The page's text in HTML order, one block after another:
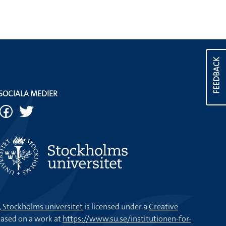
FEEDBACK
MEDIER
universitetis licensed under aCreative
on a work athttps://www.su.se/institutionen-for-